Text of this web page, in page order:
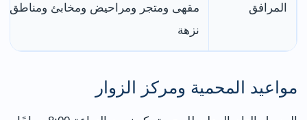
المرافق
مقهى ومتجر ومراحيض ومخابئ ومناطق
نزهة
مواعيد المحمية ومركز الزوار